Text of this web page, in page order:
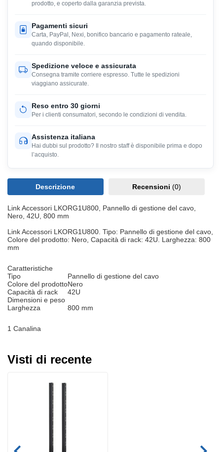
prodotto, e coperto dalla garanzia prevista.
Pagamenti sicuri
Carta, PayPal, Nexi, bonifico bancario e pagamento rateale,
quando disponibile.
Spedizione veloce e assicurata
Consegna tramite corriere espresso. Tutte le spedizioni
viaggiano assicurate.
Reso entro 30 giorni
Per i clienti consumatori, secondo le condizioni di vendita.
Assistenza italiana
Hai dubbi sul prodotto? Il nostro staff è disponibile prima e dopo
l’acquisto.
Descrizione Recensioni (0)
Link Accessori LKORG1U800, Pannello di gestione del cavo,
Nero, 42U, 800 mm
Link Accessori LKORG1U800. Tipo: Pannello di gestione del cavo,
Colore del prodotto: Nero, Capacità di rack: 42U. Larghezza: 800
mm
Caratteristiche
Tipo
Pannello di gestione del cavo
Colore del prodottoNero
Capacità di rack
42U
Dimensioni e peso
Larghezza
800 mm
1 Canalina
Visti di recente